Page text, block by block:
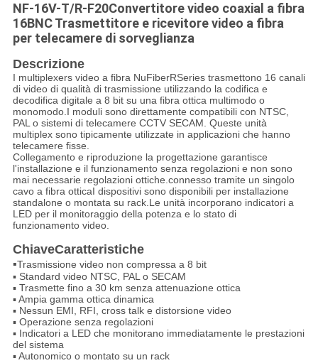
NF-16V-T/R-F20Convertitore video coaxial a fibra
16BNC Trasmettitore e ricevitore video a fibra
per telecamere di sorveglianza
Descrizione
I multiplexers video a fibra NuFiberRSeries trasmettono 16 canali
di video di qualità di trasmissione utilizzando la codifica e
decodifica digitale a 8 bit su una fibra ottica multimodo o
monomodo.I moduli sono direttamente compatibili con NTSC,
PAL o sistemi di telecamere CCTV SECAM. Queste unità
multiplex sono tipicamente utilizzate in applicazioni che hanno
telecamere fisse.
Collegamento e riproduzione la progettazione garantisce
l'installazione e il funzionamento senza regolazioni e non sono
mai necessarie regolazioni ottiche.connesso tramite un singolo
cavo a fibra otticaI dispositivi sono disponibili per installazione
standalone o montata su rack.Le unità incorporano indicatori a
LED per il monitoraggio della potenza e lo stato di
funzionamento video.
ChiaveCaratteristiche
▪Trasmissione video non compressa a 8 bit
▪ Standard video NTSC, PAL o SECAM
▪ Trasmette fino a 30 km senza attenuazione ottica
▪ Ampia gamma ottica dinamica
▪ Nessun EMI, RFI, cross talk e distorsione video
▪ Operazione senza regolazioni
▪ Indicatori a LED che monitorano immediatamente le prestazioni
del sistema
▪ Autonomico o montato su un rack